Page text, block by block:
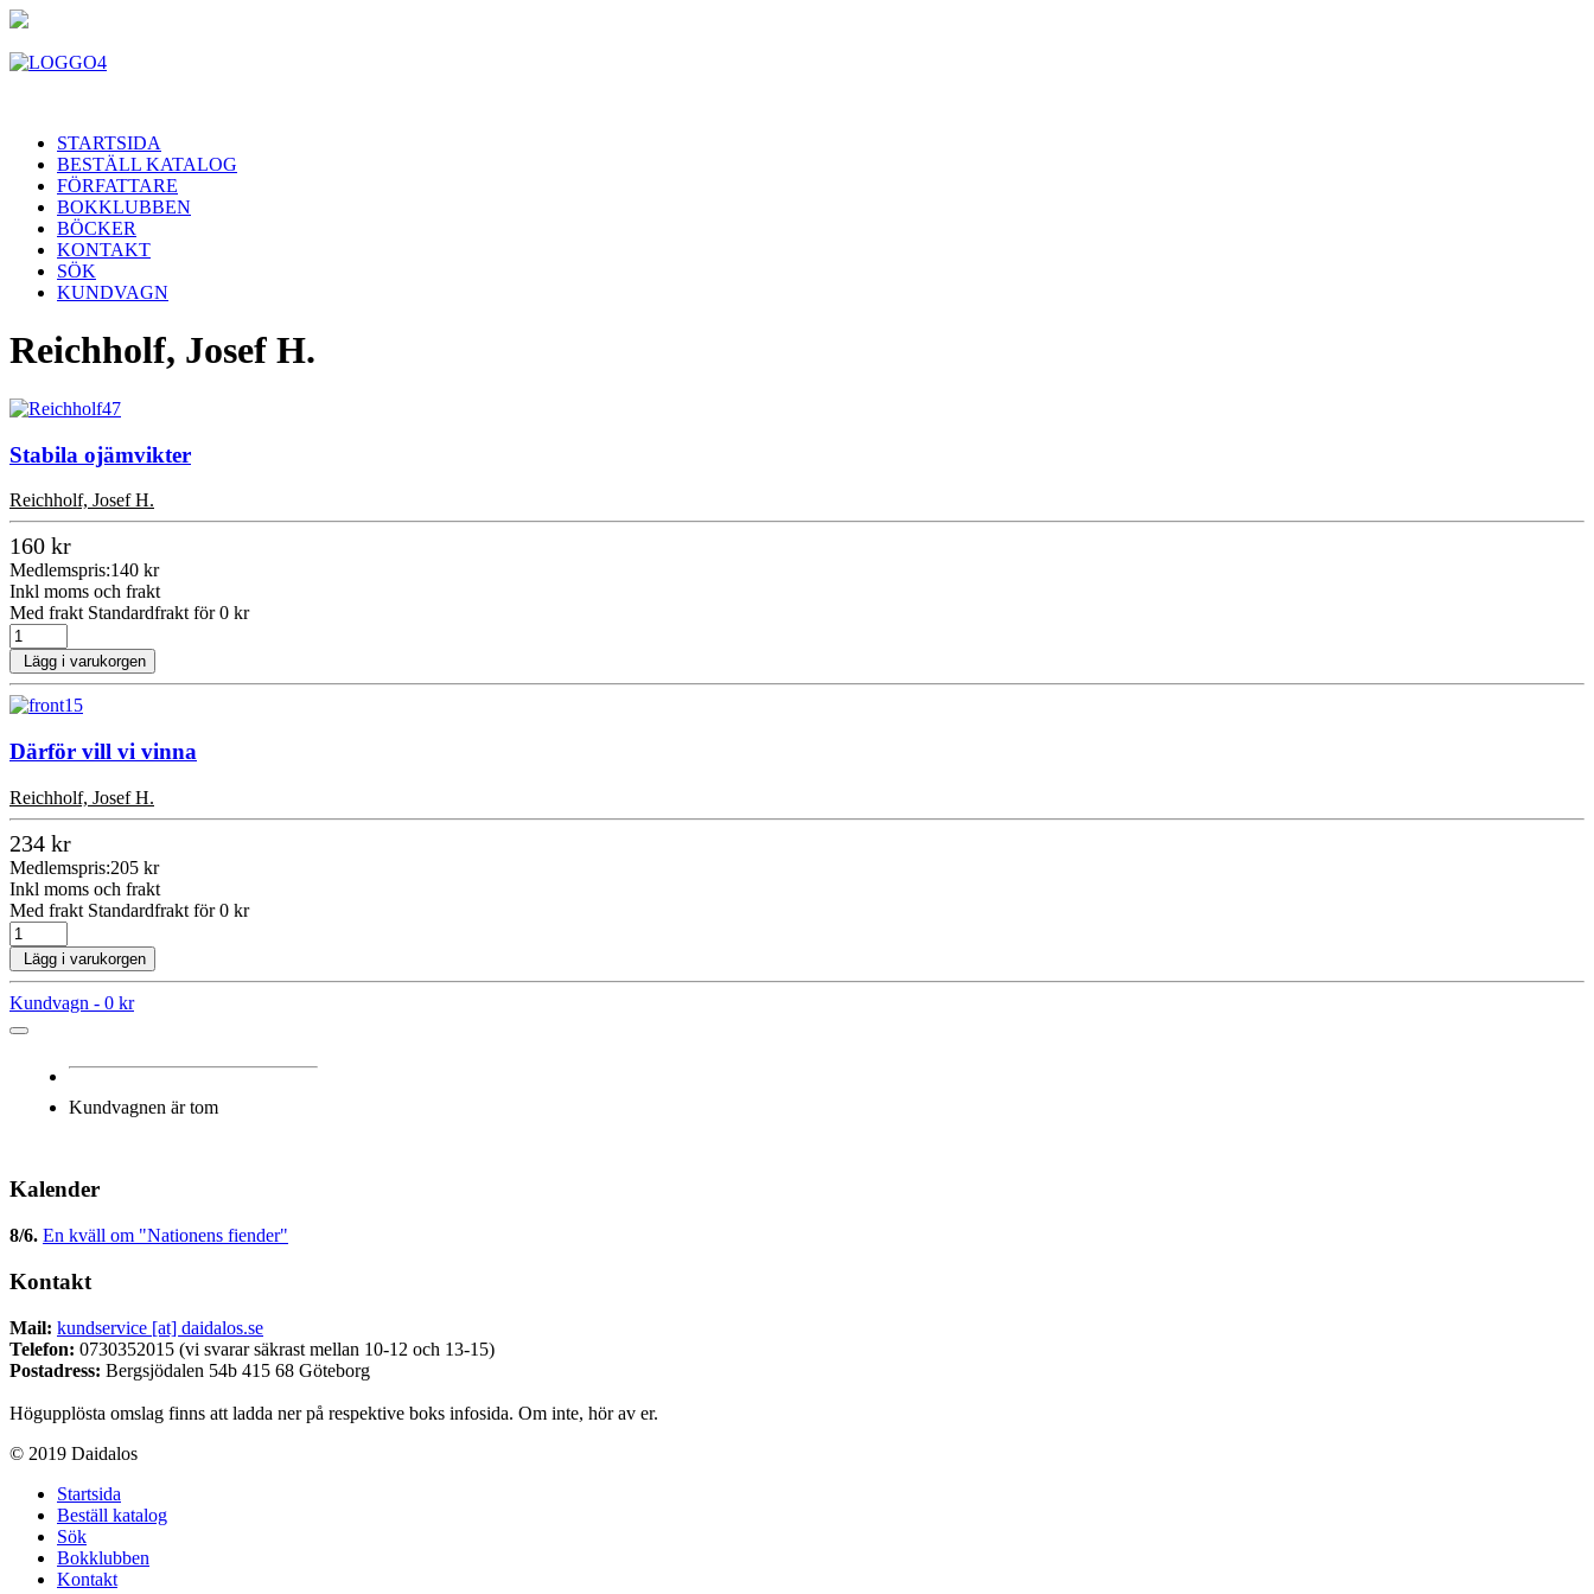
STARTSIDA
BESTÄLL KATALOG
FÖRFATTARE
BOKKLUBBEN
BÖCKER
KONTAKT
SÖK
KUNDVAGN
Reichholf, Josef H.
Stabila ojämvikter
Reichholf, Josef H.
160 kr
Medlemspris:140 kr
Inkl moms och frakt
Med frakt Standardfrakt för 0 kr
Lägg i varukorgen
Därför vill vi vinna
Reichholf, Josef H.
234 kr
Medlemspris:205 kr
Inkl moms och frakt
Med frakt Standardfrakt för 0 kr
Lägg i varukorgen
Kundvagn - 0 kr
Kundvagnen är tom
Kalender
8/6. En kväll om "Nationens fiender"
Kontakt
Mail: kundservice [at] daidalos.se
Telefon: 0730352015 (vi svarar säkrast mellan 10-12 och 13-15)
Postadress: Bergsjödalen 54b 415 68 Göteborg
Högupplösta omslag finns att ladda ner på respektive boks infosida. Om inte, hör av er.
© 2019 Daidalos
Startsida
Beställ katalog
Sök
Bokklubben
Kontakt